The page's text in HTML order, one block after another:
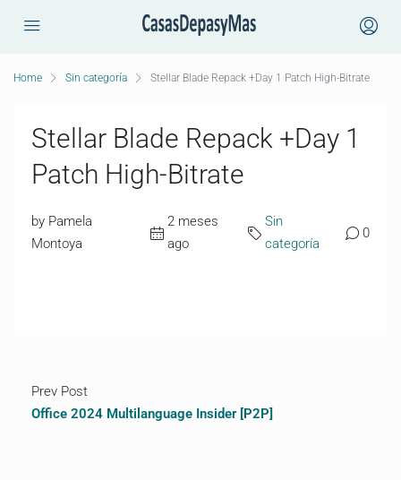
Home Sin categoría Stellar Blade Repack +Day 1 Patch High-Bitrate
Stellar Blade Repack +Day 1
Patch High-Bitrate
by Pamela
Montoya
2 meses
ago
Sin
categoría
0
Prev Post
Office 2024 Multilanguage Insider [P2P]